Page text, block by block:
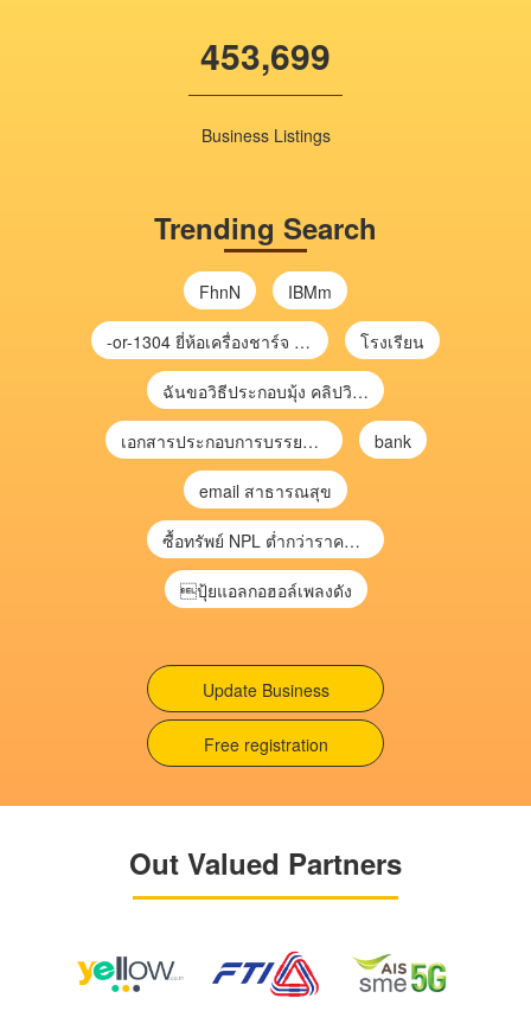
453,699
Business Listings
Trending Search
FhnN IBMm
-or-1304 ยี่ห้อเครื่องชาร์จ chargecore โรงเรียน
ฉันขอวิธีประกอบมุ้ง คลิปวิดีโอ การประกอบมุ้ง
เอกสารประกอบการบรรยาย การประเมินความเสี่ยงเพื่อวางแผนการตรวจสอบ \ bank
email สาธารณสุข
ซื้อทรัพย์ NPL ต่ำกว่าราคาตลาด 30-70% แบบไม่ต้องไปประมูล”
ปุ้ยแอลกอฮอล์เพลงดัง
Update Business
Free registration
Out Valued Partners